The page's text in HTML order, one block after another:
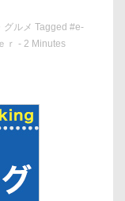
グルメ Tagged #e-
ｒ - 2 Minutes